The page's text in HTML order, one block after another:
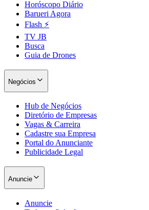
Horóscopo Diário
Barueri Agora
Flash ⚡
TV JB
Busca
Guia de Drones
Negócios
Hub de Negócios
Diretório de Empresas
Vagas & Carreira
Cadastre sua Empresa
Portal do Anunciante
Publicidade Legal
Anuncie
Anuncie